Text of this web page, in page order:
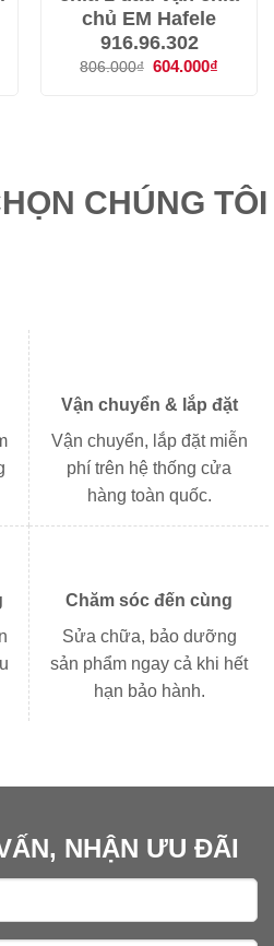
chủ EM Hafele
916.96.302
806.000₫ Giá
604.000₫
CHÚNG TÔI
Vận chuyển & lắp đặt
Vận chuyển, lắp đặt miễn
phí trên hệ thống cửa
hàng toàn quốc.
Chăm sóc đến cùng
Sửa chữa, bảo dưỡng
sản phẩm ngay cả khi hết
hạn bảo hành.
NHẬN ƯU ĐÃI